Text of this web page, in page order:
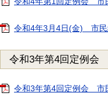
令和4年3月4日(金) 市
令和3年第4回定例会
令和3年第4回定例会 市